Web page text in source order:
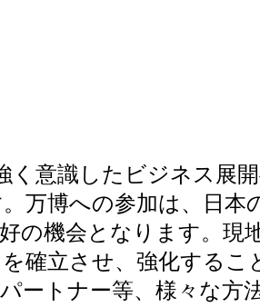
く意識したビジネス展
万博への参加は、日本
の機会となります。現
確立させ、強化するこ
ートナー等、様々な方